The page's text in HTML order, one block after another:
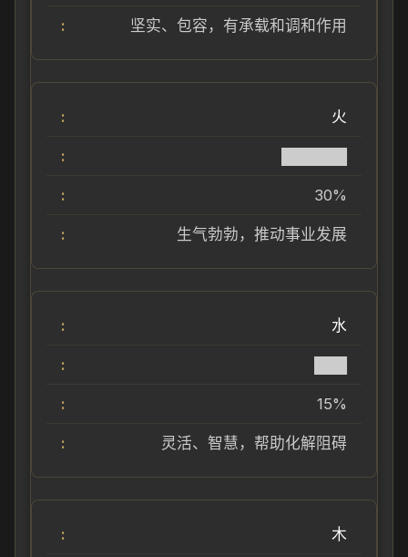
坚实、包容，有承载和调和作用
火
30%
生气勃勃，推动事业发展
水
15%
灵活、智慧，帮助化解阻碍
木